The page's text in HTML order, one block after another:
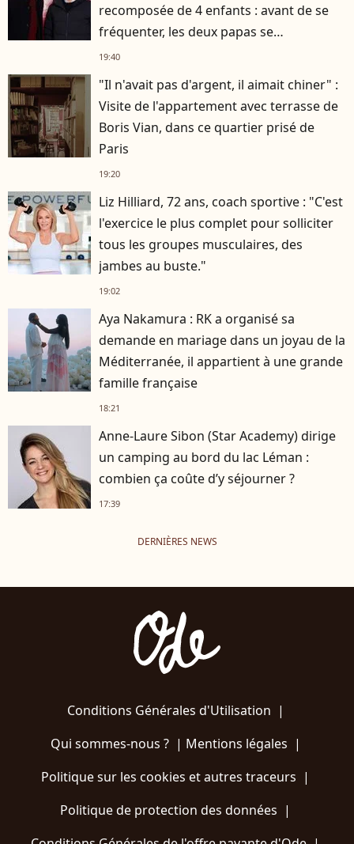
recomposée de 4 enfants : avant de se
fréquenter, les deux papas se
connaissaient depuis des années
19:40
"Il n'avait pas d'argent, il aimait chiner" :
Visite de l'appartement avec terrasse de
Boris Vian, dans ce quartier prisé de
Paris
19:20
Liz Hilliard, 72 ans, coach sportive : "C'est
l'exercice le plus complet pour solliciter
tous les groupes musculaires, des
jambes au buste."
19:02
Aya Nakamura : RK a organisé sa
demande en mariage dans un joyau de la
Méditerranée, il appartient à une grande
famille française
18:21
Anne-Laure Sibon (Star Academy) dirige
un camping au bord du lac Léman :
combien ça coûte d’y séjourner ?
17:39
DERNIÈRES NEWS
Conditions Générales d'Utilisation |
Qui sommes-nous ?| Mentions légales |
Politique sur les cookies et autres traceurs |
Politique de protection des données |